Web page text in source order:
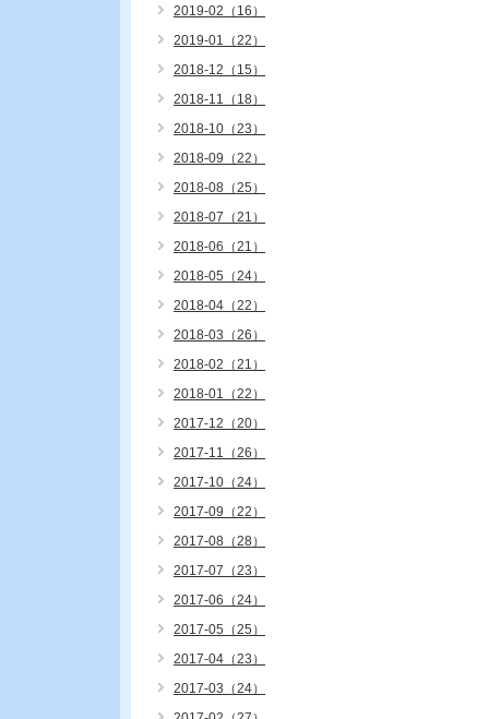
2019-02（16）
2019-01（22）
2018-12（15）
2018-11（18）
2018-10（23）
2018-09（22）
2018-08（25）
2018-07（21）
2018-06（21）
2018-05（24）
2018-04（22）
2018-03（26）
2018-02（21）
2018-01（22）
2017-12（20）
2017-11（26）
2017-10（24）
2017-09（22）
2017-08（28）
2017-07（23）
2017-06（24）
2017-05（25）
2017-04（23）
2017-03（24）